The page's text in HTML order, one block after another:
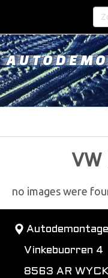
VW
no images were
Vinkebuorren 4
8563 AR